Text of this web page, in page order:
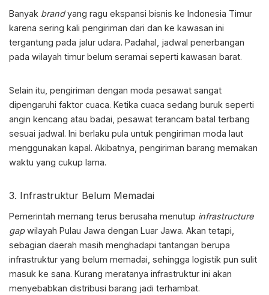
Banyak brandyang ragu ekspansi bisnis ke Indonesia Timur
karena sering kali pengiriman dari dan ke kawasan ini
tergantung pada jalur udara. Padahal, jadwal penerbangan
pada wilayah timur belum seramai seperti kawasan barat.
Selain itu, pengiriman dengan moda pesawat sangat
dipengaruhi faktor cuaca. Ketika cuaca sedang buruk seperti
angin kencang atau badai, pesawat terancam batal terbang
sesuai jadwal. Ini berlaku pula untuk pengiriman moda laut
menggunakan kapal. Akibatnya, pengiriman barang memakan
waktu yang cukup lama.
3. Infrastruktur Belum Memadai
Pemerintah memang terus berusaha menutup infrastructure
gapwilayah Pulau Jawa dengan Luar Jawa. Akan tetapi,
sebagian daerah masih menghadapi tantangan berupa
infrastruktur yang belum memadai, sehingga logistik pun sulit
masuk ke sana. Kurang meratanya infrastruktur ini akan
menyebabkan distribusi barang jadi terhambat.